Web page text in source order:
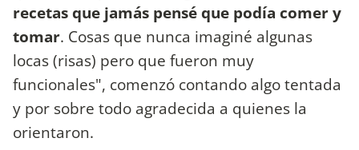
recetas que jamás pensé que podía comer y
tomar. Cosas que nunca imaginé algunas
locas (risas) pero que fueron muy
funcionales", comenzó contando algo tentada
y por sobre todo agradecida a quienes la
orientaron.